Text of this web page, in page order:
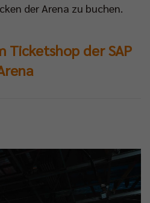
der Arena zu buchen.
Ticketshop der SAP